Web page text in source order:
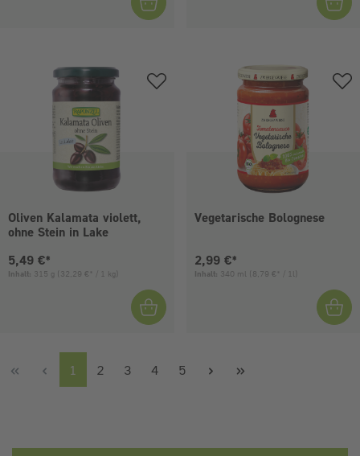
Oliven Kalamata violett,
ohne Stein in Lake
Aktueller Preis:
5,49 €*
Inhalt: 315 g (32,29 €* / 1 kg)
Vegetarische Bolognese
Aktueller Preis:
2,99 €*
Inhalt: 340 ml (8,79 €* / 1l)
Seite
1 Seite
2 Seite
3 Seite
4 Seite
5